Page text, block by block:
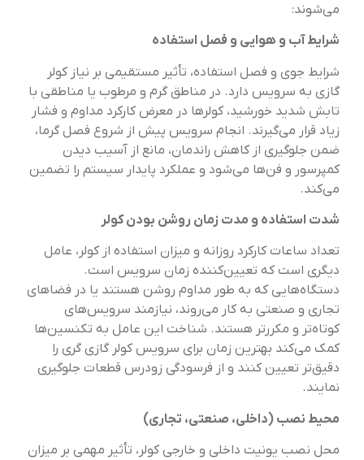
می‌شوند:
شرایط آب و هوایی و فصل استفاده
شرایط جوی و فصل استفاده، تأثیر مستقیمی بر نیاز کولر
گازی به سرویس دارد. در مناطق گرم و مرطوب یا مناطقی با
تابش شدید خورشید، کولرها در معرض کارکرد مداوم و فشار
زیاد قرار می‌گیرند. انجام سرویس پیش از شروع فصل گرما،
ضمن جلوگیری از کاهش راندمان، مانع از آسیب دیدن
کمپرسور و فن‌ها می‌شود و عملکرد پایدار سیستم را تضمین
می‌کند.
شدت استفاده و مدت زمان روشن بودن کولر
تعداد ساعات کارکرد روزانه و میزان استفاده از کولر، عامل
دیگری است که تعیین‌کننده زمان سرویس است.
دستگاه‌هایی که به طور مداوم روشن هستند یا در فضاهای
تجاری و صنعتی به کار می‌روند، نیازمند سرویس‌های
کوتاه‌تر و مکررتر هستند. شناخت این عامل به تکنسین‌ها
کمک می‌کند بهترین زمان برای سرویس کولر گازی گری را
دقیق‌تر تعیین کنند و از فرسودگی زودرس قطعات جلوگیری
نمایند.
محیط نصب (داخلی، صنعتی، تجاری)
محل نصب یونیت داخلی و خارجی کولر، تأثیر مهمی بر میزان